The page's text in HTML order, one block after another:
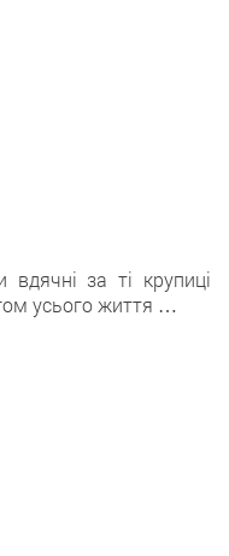
за ті крупиці
усього життя …